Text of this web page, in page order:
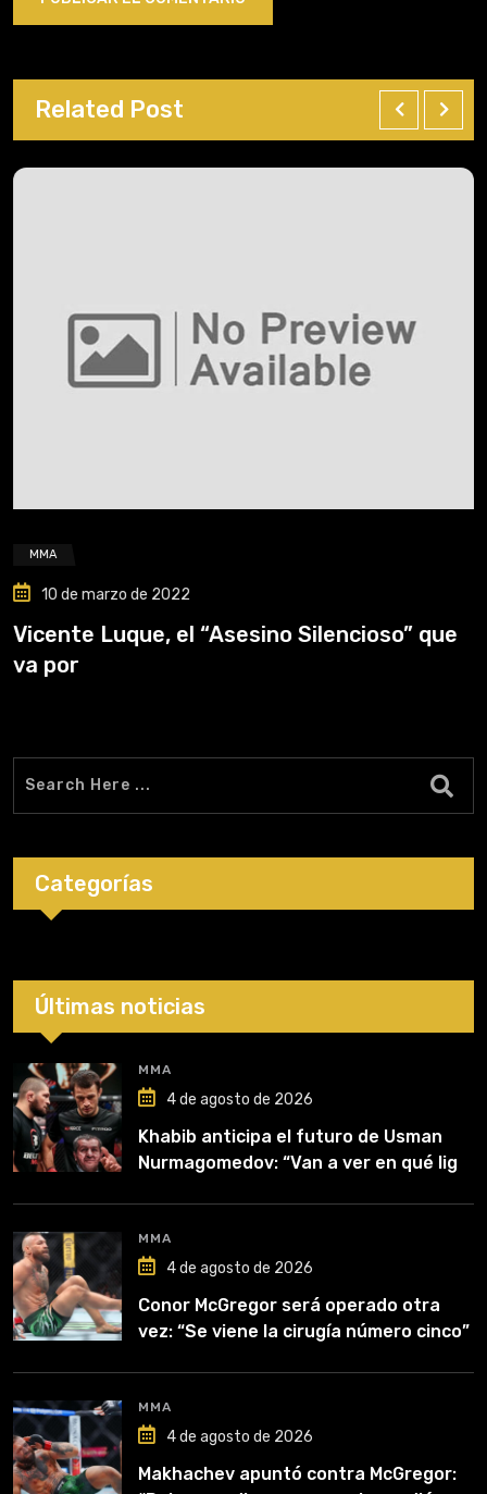
Related Post
MMA
10 de marzo de 2022
Vicente Luque, el “Asesino Silencioso” que
va por
Categorías
Últimas noticias
MMA
4 de agosto de 2026
Khabib anticipa el futuro de Usman
Nurmagomedov: “Van a ver en qué liga
MMA
4 de agosto de 2026
Conor McGregor será operado otra
vez: “Se viene la cirugía número cinco”
MMA
4 de agosto de 2026
Makhachev apuntó contra McGregor: